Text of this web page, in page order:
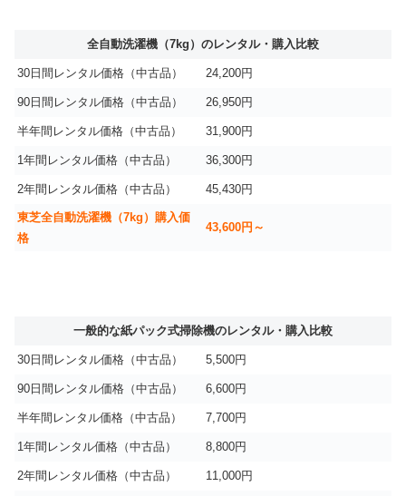
全自動洗濯機（7kg）のレンタル・購入比較
30日間レンタル価格（中古品） 24,200円
90日間レンタル価格（中古品） 26,950円
半年間レンタル価格（中古品） 31,900円
1年間レンタル価格（中古品） 36,300円
2年間レンタル価格（中古品） 45,430円
東芝全自動洗濯機（7kg）購入価
格
43,600円～
一般的な紙パック式掃除機のレンタル・購入比較
30日間レンタル価格（中古品） 5,500円
90日間レンタル価格（中古品） 6,600円
半年間レンタル価格（中古品） 7,700円
1年間レンタル価格（中古品） 8,800円
2年間レンタル価格（中古品） 11,000円